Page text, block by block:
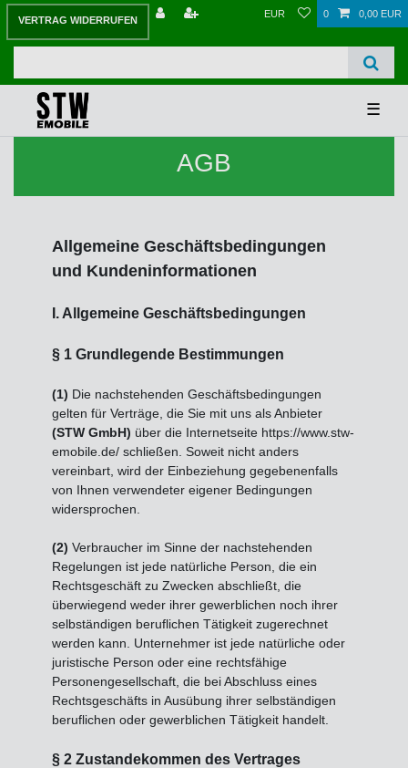
VERTRAG WIDERRUFEN
EUR 0 0,00 EUR
☰
AGB
Allgemeine Geschäftsbedingungen
und Kundeninformationen
I. Allgemeine Geschäftsbedingungen
§ 1 Grundlegende Bestimmungen
(1) Die nachstehenden Geschäftsbedingungen
gelten für Verträge, die Sie mit uns als Anbieter
(STW GmbH) über die Internetseite https://www.stw-
emobile.de/ schließen. Soweit nicht anders
vereinbart, wird der Einbeziehung gegebenenfalls
von Ihnen verwendeter eigener Bedingungen
widersprochen.
(2) Verbraucher im Sinne der nachstehenden
Regelungen ist jede natürliche Person, die ein
Rechtsgeschäft zu Zwecken abschließt, die
überwiegend weder ihrer gewerblichen noch ihrer
selbständigen beruflichen Tätigkeit zugerechnet
werden kann. Unternehmer ist jede natürliche oder
juristische Person oder eine rechtsfähige
Personengesellschaft, die bei Abschluss eines
Rechtsgeschäfts in Ausübung ihrer selbständigen
beruflichen oder gewerblichen Tätigkeit handelt.
§ 2 Zustandekommen des Vertrages